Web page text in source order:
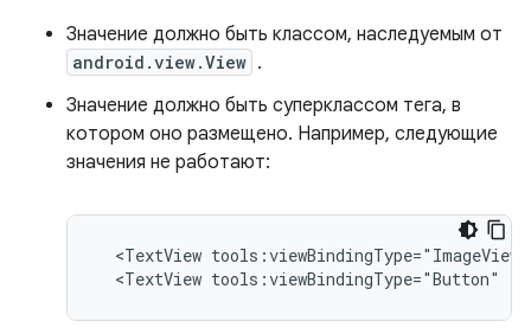
Значение должно быть классом, наследуемым от
android.view.View .
Значение должно быть суперклассом тега, в
котором оно размещено. Например, следующие
значения не работают:
<TextView tools:viewBindingType="ImageView"
<TextView tools:viewBindingType="Button"